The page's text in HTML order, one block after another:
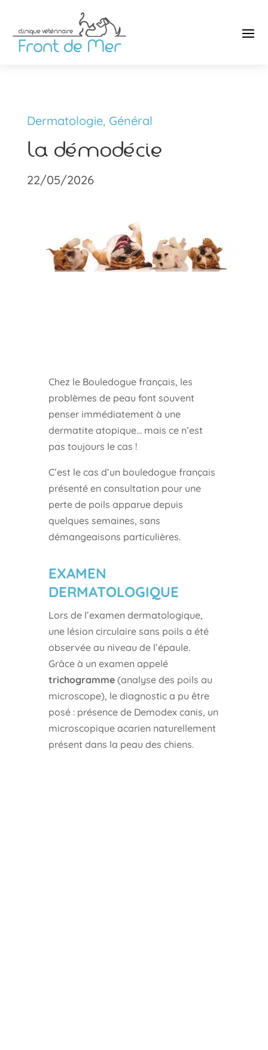
Dermatologie, Général
La démodécie
22/05/2026
Chez le Bouledogue français, les
problèmes de peau font souvent
penser immédiatement à une
dermatite atopique… mais ce n’est
pas toujours le cas !
C’est le cas d’un bouledogue français
présenté en consultation pour une
perte de poils apparue depuis
quelques semaines, sans
démangeaisons particulières.
EXAMEN
DERMATOLOGIQUE
Lors de l’examen dermatologique,
une lésion circulaire sans poils a été
observée au niveau de l’épaule.
Grâce à un examen appelé
trichogramme(analyse des poils au
microscope), le diagnostic a pu être
posé : présence de Demodex canis, un
microscopique acarien naturellement
présent dans la peau des chiens.